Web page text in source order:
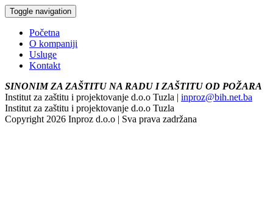
Toggle navigation
Početna
O kompaniji
Usluge
Kontakt
SINONIM ZA ZAŠTITU NA RADU I ZAŠTITU OD POŽARA
Institut za zaštitu i projektovanje d.o.o Tuzla | inproz@bih.net.ba
Institut za zaštitu i projektovanje d.o.o Tuzla
Copyright 2026 Inproz d.o.o | Sva prava zadržana